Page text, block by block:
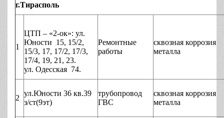
г.Тирасполь
1
ЦТП – «2-ок»: ул.
Юности 15, 15/2,
15/3, 17, 17/2, 17/3,
17/4, 19, 21, 23.
ул. Одесская 74.
Ремонтные
работы
сквозная коррозия
металла
2
ул.Юности 36 кв.39
з/ст(9эт)
трубопровод
ГВС
сквозная коррозия
металла